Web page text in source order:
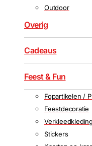
Outdoor
Overig
Cadeaus
Feest & Fun
Fopartikelen /
Feestdecoratie
Verkleedkleding
Stickers